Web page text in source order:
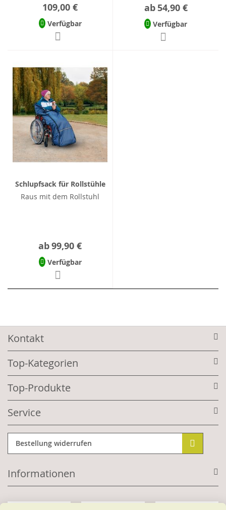
109,00 €
Verfügbar
ab 54,90 €
Verfügbar
Schlupfsack für Rollstühle
Raus mit dem Rollstuhl
ab99,90 €
Verfügbar
Kontakt
Top-Kategorien
Top-Produkte
Service
Bestellung widerrufen
Informationen